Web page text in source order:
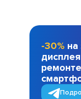
-30% на
ремонте